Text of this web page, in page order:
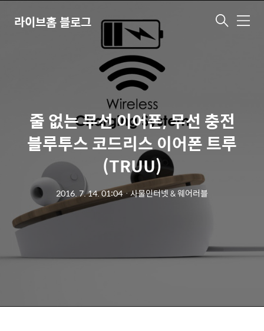
라이브홈 블로그 메
줄 없는 무선 이어폰, 무선 충전
블루투스 코드리스 이어폰 트루
(TRUU)
2016. 7. 14. 01:04ㆍ사물인터넷 & 웨어러블